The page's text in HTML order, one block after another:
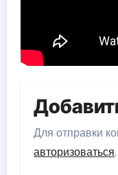
Для отправки
авторизоваться.